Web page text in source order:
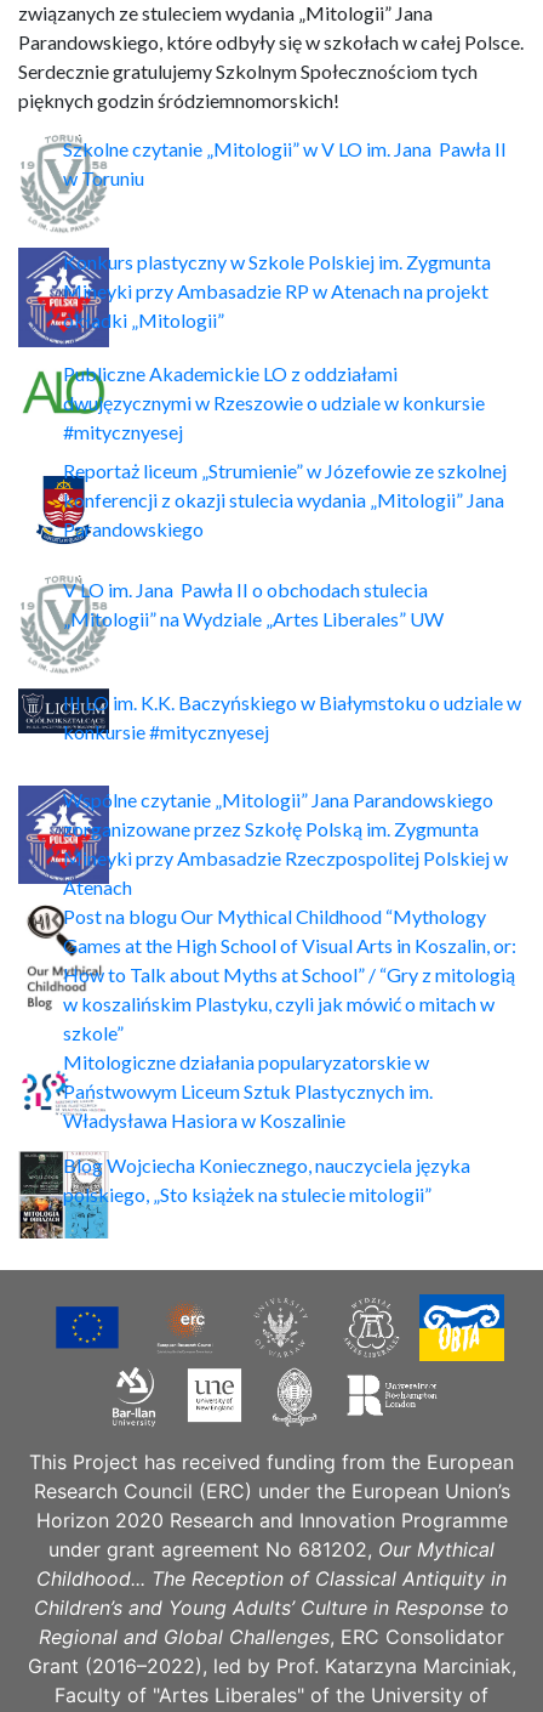
związanych ze stuleciem wydania „Mitologii” Jana
Parandowskiego, które odbyły się w szkołach w całej Polsce.
Serdecznie gratulujemy Szkolnym Społecznościom tych
pięknych godzin śródziemnomorskich!
Szkolne czytanie „Mitologii” w V LO im. Jana Pawła II
w Toruniu
Konkurs plastyczny w Szkole Polskiej im. Zygmunta
Mineyki przy Ambasadzie RP w Atenach na projekt
okładki „Mitologii”
Publiczne Akademickie LO z oddziałami
dwujęzycznymi w Rzeszowie o udziale w konkursie
#mitycznyesej
Reportaż liceum „Strumienie” w Józefowie ze szkolnej
konferencji z okazji stulecia wydania „Mitologii” Jana
Parandowskiego
V LO im. Jana Pawła II o obchodach stulecia
„Mitologii” na Wydziale „Artes Liberales” UW
III LO im. K.K. Baczyńskiego w Białymstoku o udziale w
konkursie #mitycznyesej
Wspólne czytanie „Mitologii” Jana Parandowskiego
zorganizowane przez Szkołę Polską im. Zygmunta
Mineyki przy Ambasadzie Rzeczpospolitej Polskiej w
Atenach
Post na blogu Our Mythical Childhood “Mythology
Games at the High School of Visual Arts in Koszalin, or:
How to Talk about Myths at School” / “Gry z mitologią
w koszalińskim Plastyku, czyli jak mówić o mitach w
szkole”
Mitologiczne działania popularyzatorskie w
Państwowym Liceum Sztuk Plastycznych im.
Władysława Hasiora w Koszalinie
Blog Wojciecha Koniecznego, nauczyciela języka
polskiego, „Sto książek na stulecie mitologii”
This Project has received funding from the European
Research Council (ERC) under the European Union’s
Horizon 2020 Research and Innovation Programme
under grant agreement No 681202, Our Mythical
Childhood... The Reception of Classical Antiquity in
Children’s and Young Adults’ Culture in Response to
Regional and Global Challenges, ERC Consolidator
Grant (2016–2022), led by Prof. Katarzyna Marciniak,
Faculty of "Artes Liberales" of the University of